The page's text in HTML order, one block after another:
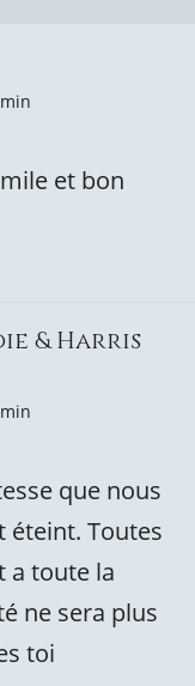
et bon
& Harris
que nous
éteint. Toutes
a toute la
ne sera plus
toi